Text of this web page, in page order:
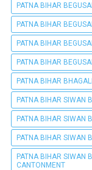
PATNA BIHAR
PATNA BIHAR
PATNA BIHAR
PATNA BIHAR
PATNA BIHAR
PATNA BIHAR SIWAN
PATNA BIHAR SIWAN
PATNA BIHAR SIWAN
PATNA BIHAR SIWAN
CANTONMENT